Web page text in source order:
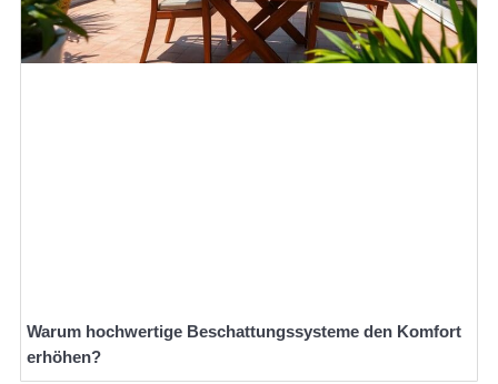
Warum hochwertige Beschattungssysteme den Komfort
erhöhen?